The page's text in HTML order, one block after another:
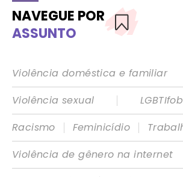
NAVEGUE POR
ASSUNTO
Violência doméstica e familiar
Violência sexual
|
Racismo
| Feminicídio |
Violência de gênero na internet